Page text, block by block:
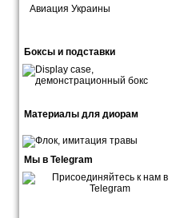
Авиация Украины
Боксы и подставки
Материалы для диорам
Мы в Telegram